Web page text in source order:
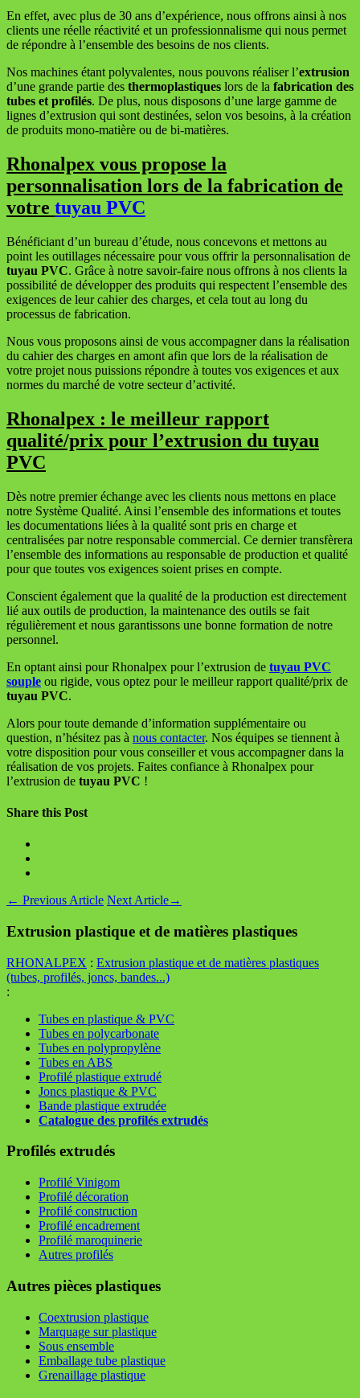
En effet, avec plus de 30 ans d’expérience, nous offrons ainsi à nos
clients une réelle réactivité et un professionnalisme qui nous permet
de répondre à l’ensemble des besoins de nos clients.
Nos machines étant polyvalentes, nous pouvons réaliser l’extrusion
d’une grande partie des thermoplastiques lors de la fabrication des
tubes et profilés. De plus, nous disposons d’une large gamme de
lignes d’extrusion qui sont destinées, selon vos besoins, à la création
de produits mono-matière ou de bi-matières.
Rhonalpex vous propose la
personnalisation lors de la fabrication de
votre tuyau PVC
Bénéficiant d’un bureau d’étude, nous concevons et mettons au
point les outillages nécessaire pour vous offrir la personnalisation de
tuyau PVC. Grâce à notre savoir-faire nous offrons à nos clients la
possibilité de développer des produits qui respectent l’ensemble des
exigences de leur cahier des charges, et cela tout au long du
processus de fabrication.
Nous vous proposons ainsi de vous accompagner dans la réalisation
du cahier des charges en amont afin que lors de la réalisation de
votre projet nous puissions répondre à toutes vos exigences et aux
normes du marché de votre secteur d’activité.
Rhonalpex : le meilleur rapport
qualité/prix pour l’extrusion du tuyau
PVC
Dès notre premier échange avec les clients nous mettons en place
notre Système Qualité. Ainsi l’ensemble des informations et toutes
les documentations liées à la qualité sont pris en charge et
centralisées par notre responsable commercial. Ce dernier transfèrera
l’ensemble des informations au responsable de production et qualité
pour que toutes vos exigences soient prises en compte.
Conscient également que la qualité de la production est directement
lié aux outils de production, la maintenance des outils se fait
régulièrement et nous garantissons une bonne formation de notre
personnel.
En optant ainsi pour Rhonalpex pour l’extrusion de tuyau PVC
souple ou rigide, vous optez pour le meilleur rapport qualité/prix de
tuyau PVC.
Alors pour toute demande d’information supplémentaire ou
question, n’hésitez pas à nous contacter. Nos équipes se tiennent à
votre disposition pour vous conseiller et vous accompagner dans la
réalisation de vos projets. Faites confiance à Rhonalpex pour
l’extrusion de tuyau PVC !
Share this Post
← Previous Article Next Article→
Extrusion plastique et de matières plastiques
RHONALPEX : Extrusion plastique et de matières plastiques
(tubes, profilés, joncs, bandes...)
:
Tubes en plastique & PVC
Tubes en polycarbonate
Tubes en polypropylène
Tubes en ABS
Profilé plastique extrudé
Joncs plastique & PVC
Bande plastique extrudée
Catalogue des profilés extrudés
Profilés extrudés
Profilé Vinigom
Profilé décoration
Profilé construction
Profilé encadrement
Profilé maroquinerie
Autres profilés
Autres pièces plastiques
Coextrusion plastique
Marquage sur plastique
Sous ensemble
Emballage tube plastique
Grenaillage plastique